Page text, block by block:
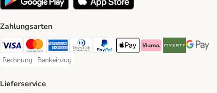
Zahlungsarten
Visa Payment Method
Mastercard Payment Method
American Express Payment Method
Diners Club Payment Method
PayPal Payment Method
Apple Pay Payment Method
Klarna Payment Method
Riverty Payment
Google
Rechnung
Rechnung Payment Method
Bankeinzug
Bankeinzug Payment Method
Lieferservice